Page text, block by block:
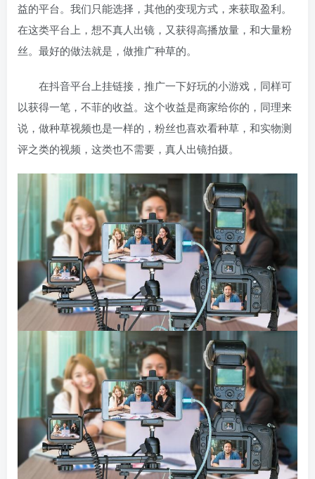
益的平台。我们只能选择，其他的变现方式，来获取盈利。
在这类平台上，想不真人出镜，又获得高播放量，和大量粉
丝。最好的做法就是，做推广种草的。
在抖音平台上挂链接，推广一下好玩的小游戏，同样可
以获得一笔，不菲的收益。这个收益是商家给你的，同理来
说，做种草视频也是一样的，粉丝也喜欢看种草，和实物测
评之类的视频，这类也不需要，真人出镜拍摄。